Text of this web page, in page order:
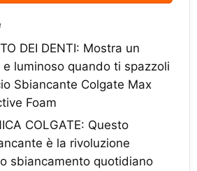
DEI DENTI: Mostra un
luminoso quando ti spazzoli
Sbiancante Colgate Max
Foam
COLGATE: Questo
è la rivoluzione
sbiancamento quotidiano